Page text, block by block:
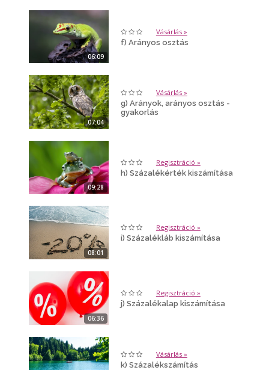
06:09
Vásárlás »
f) Arányos osztás
07:04
Vásárlás »
g) Arányok, arányos osztás -
gyakorlás
09:28
Regisztráció »
h) Százalékérték kiszámítása
08:01
Regisztráció »
i) Százalékláb kiszámítása
06:36
Regisztráció »
j) Százalékalap kiszámítása
Vásárlás »
k) Százalékszámítás